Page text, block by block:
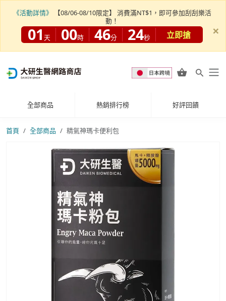
全部商品 熱銷排行榜 好評回饋
首頁 全部商品 精氣神瑪卡便利包
《活動詳情》
【08/06-08/10限定】 消費滿NT$1，即可參加刮刮樂活
動！
01 天 00時 46分 22秒 立即搶 ×